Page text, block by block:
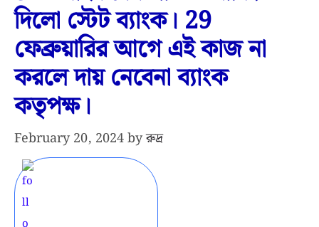
দিলো স্টেট ব্যাংক। 29
ফেব্রুয়ারির আগে এই কাজ না
করলে দায় নেবেনা ব্যাংক
কতৃপক্ষ।
February 20, 2024byরুদ্র